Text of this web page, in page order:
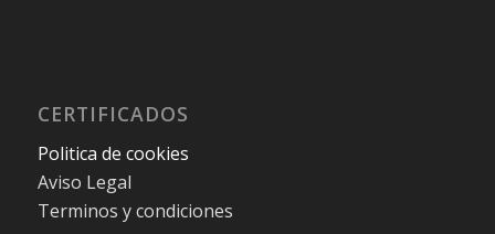
CERTIFICADOS
Politica de cookies
Aviso Legal
Terminos y condiciones